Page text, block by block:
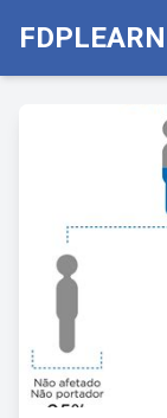
FDPLEARN